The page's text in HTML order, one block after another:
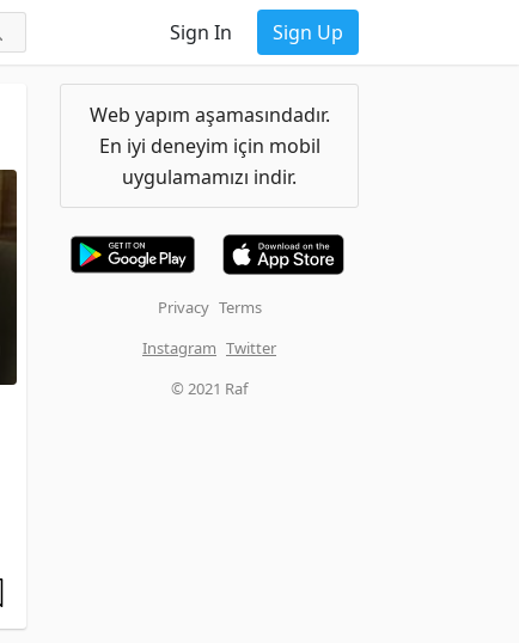
Sign In Sign Up
Web yapım aşamasındadır.
En iyi deneyim için mobil
uygulamamızı indir.
Privacy Terms
Instagram Twitter
© 2021 Raf